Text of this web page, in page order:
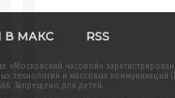
В МАКС RSS
«Московский часовой»
технологий и массовых коммуникаций
Запрещено для детей.